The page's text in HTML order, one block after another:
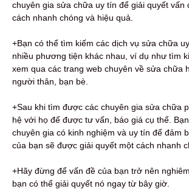
chuyên gia sửa chữa uy tín để giải quyết vấn
cách nhanh chóng và hiệu quả.
+Bạn có thể tìm kiếm các dịch vụ sửa chữa
nhiều phương tiện khác nhau, ví dụ như tìm
xem qua các trang web chuyên về sửa chữa
người thân, bạn bè.
+Sau khi tìm được các chuyên gia sửa chữa
hệ với họ để được tư vấn, báo giá cụ thể.
chuyên gia có kinh nghiệm và uy tín để đảm
của bạn sẽ được giải quyết một cách nhanh
+Hãy đừng để vấn đề của bạn trở nên
bạn có thể giải quyết nó ngay từ bây giờ.